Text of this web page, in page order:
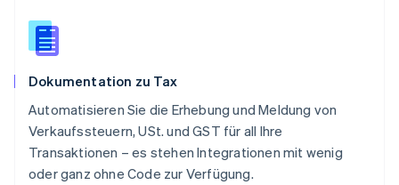
Dokumentation zu Tax
Automatisieren Sie die Erhebung und Meldung von
Verkaufssteuern, USt. und GST für all Ihre
Transaktionen – es stehen Integrationen mit wenig
oder ganz ohne Code zur Verfügung.
Sonderverwaltungsregion Hongkong,
China
Spanien
EspañolEnglish
Thailand
Tschechische Republik
English